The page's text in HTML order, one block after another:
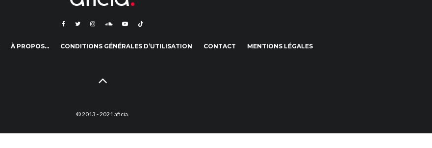
À PROPOS… CONDITIONS GÉNÉRALES D’UTILISATION CONTACT MENTIONS LÉGALES
© 2013 - 2021 aficia.